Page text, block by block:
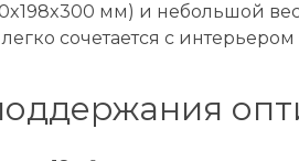
мм) и небольшой
сочетается с